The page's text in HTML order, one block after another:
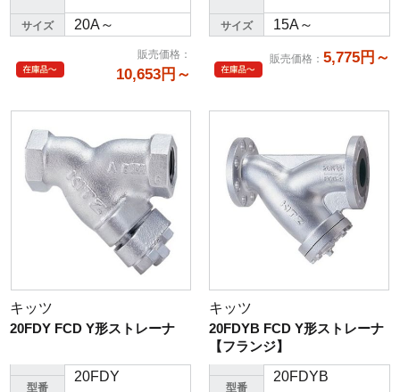
サイズ 20A～
販売価格 ：
10,653円～
サイズ 15A～
販売価格 ： 5,775円～
キッツ
20FDY FCD Y形ストレーナ
型番
20FDY
キッツ
20FDYB FCD Y形ストレーナ
【フランジ】
型番
20FDYB